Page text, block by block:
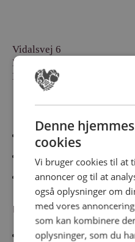
Vidalsvej 6
DK-9230 Svenstrup
Denmark
Cateringmesse Nord
Cateringmesse Syd
Cateringmesse Thy
Information
Cookiepolitk
Denne
cookies
Vi bruger cookies til at
annoncer og til at
også oplysninger om
med vores
som kan kombinere
oplysninger, som du